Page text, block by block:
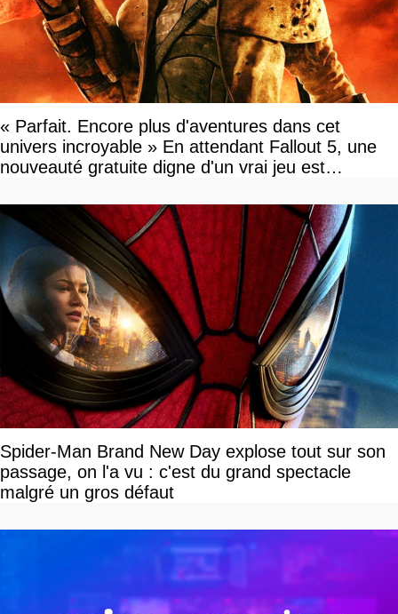
« Parfait. Encore plus d'aventures dans cet
univers incroyable » En attendant Fallout 5, une
nouveauté gratuite digne d'un vrai jeu est
Spider-Man Brand New Day explose tout sur son
passage, on l'a vu : c'est du grand spectacle
malgré un gros défaut